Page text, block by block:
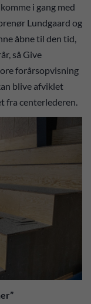
i gang med
Lundgaard og
åbne til den tid,
så Give
forårsopvisning
blive afviklet
fra centerlederen.